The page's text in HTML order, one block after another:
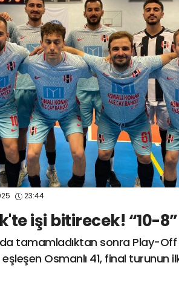
23:44
işi bitirecek! “10-8”
tamamladıktan sonra Play-
Osmanlı 41, final turunun